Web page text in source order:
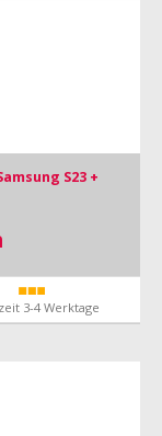
S23 +
3-4 Werktage